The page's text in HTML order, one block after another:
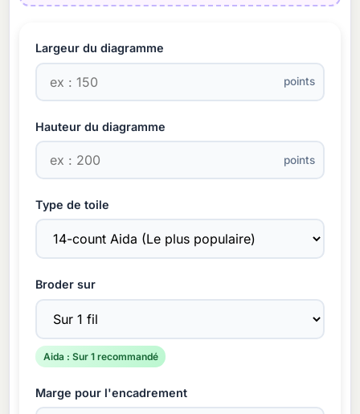
Largeur du diagramme
points
Hauteur du diagramme
points
Type de toile
Broder sur
Aida : Sur 1 recommandé
Marge pour l'encadrement